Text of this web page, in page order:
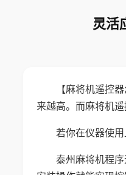
灵活
【麻将机遥控
来越高。而麻将机
若你在仪器使
泰州麻将机程